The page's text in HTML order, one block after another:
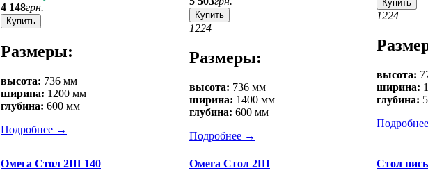
4 148грн.
Купить
Размеры:
высота: 736 мм
ширина: 1200 мм
глубина: 600 мм
Подробнее →
Купить
1224
Размеры:
высота: 736 мм
ширина: 1400 мм
глубина: 600 мм
Подробнее →
Купить
1224
высота:
ширина:
глубина:
Подробнее
Омега Стол 2Ш 140 Омега Стол 2Ш Стол